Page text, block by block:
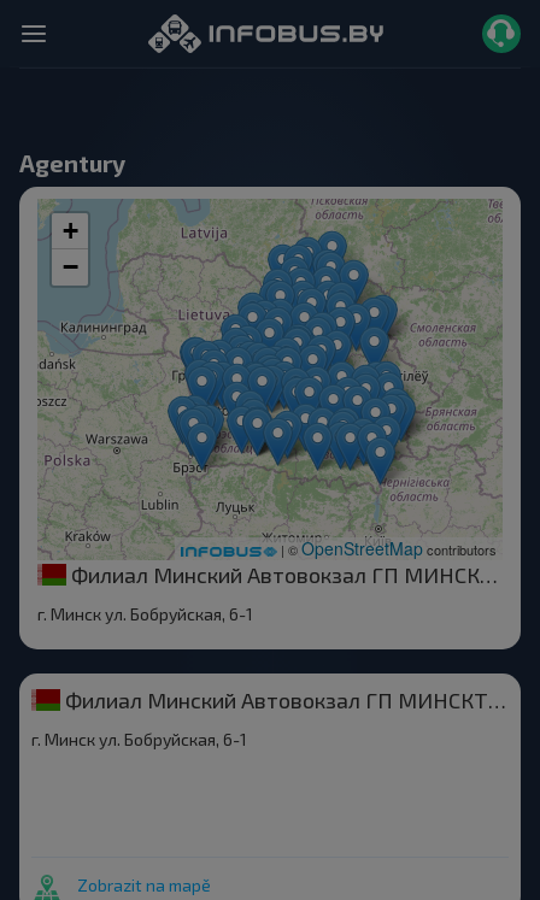
Agentury
+
−
| ©OpenStreetMapcontributors
Филиал Минский Автовокзал ГП МИНСКТРАНС
г. Минск ул. Бобруйская, 6-1
Филиал Минский Автовокзал ГП МИНСКТРАНС
г. Минск ул. Бобруйская, 6-1
Zobrazit na mapě